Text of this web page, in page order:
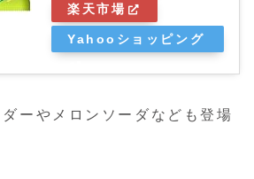
楽天市場
Yahooショッピング
ーやメロンソーダなども登場